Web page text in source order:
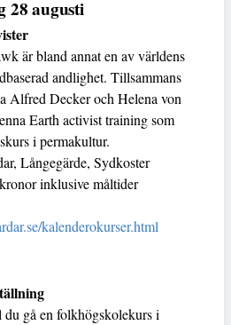
28 augusti
är bland annat en av världens
andlighet. Tillsammans
Alfred Decker och Helena von
Earth activist training som
i permakultur.
Långegärde, Sydkoster
inklusive måltider
kalenderokurser.html
gå en folkhögskolekurs i